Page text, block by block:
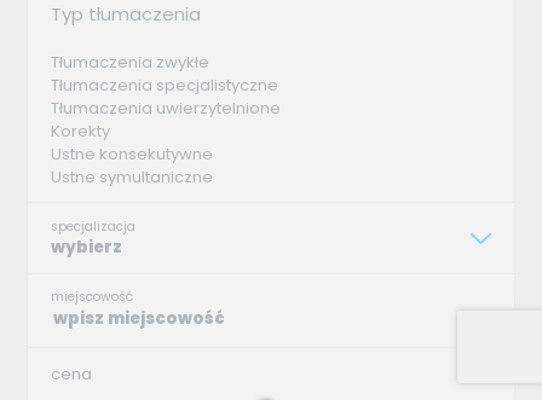
Typ tłumaczenia
Tłumaczenia zwykłe
Tłumaczenia specjalistyczne
Tłumaczenia uwierzytelnione
Korekty
Ustne konsekutywne
Ustne symultaniczne
specjalizacja
wybierz
miejscowość
cena